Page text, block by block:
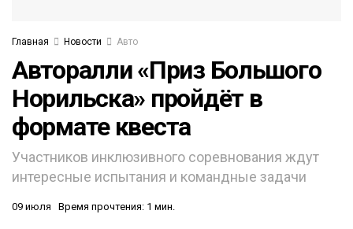
Главная Новости Авто
Авторалли «Приз Большого
Норильска» пройдёт в
формате квеста
Участников инклюзивного соревнования ждут
интересные испытания и командные задачи
09 июля Время прочтения: 1 мин.